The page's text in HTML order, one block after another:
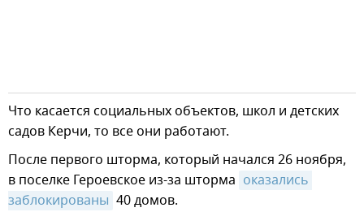
Что касается социальных объектов, школ и детских
садов Керчи, то все они работают.
После первого шторма, который начался 26 ноября,
в поселке Героевское из-за шторма оказались
заблокированы 40 домов.